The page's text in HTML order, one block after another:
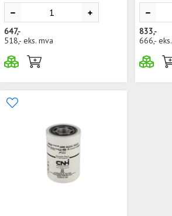
647,-
518,- eks. mva
833,-
666,-